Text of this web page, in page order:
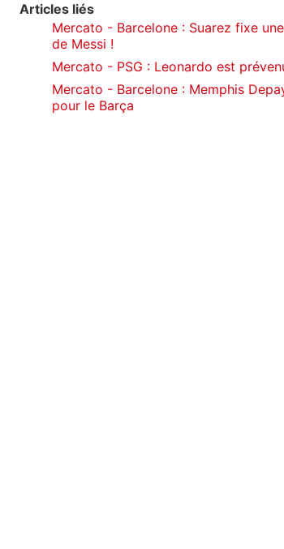
Articles liés
Mercato - Barcelone : Suarez fixe
de Messi !
Mercato - PSG : Leonardo est
Mercato - Barcelone : Memphis
pour le Barça